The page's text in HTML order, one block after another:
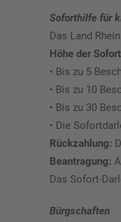
Soforthilfe für
Das Land
Höhe der
• Bis zu 5
• Bis zu 10
• Bis zu 30
• Die
Rückzahlung:
Beantragung:
Das Sofort-
Bürgschaften